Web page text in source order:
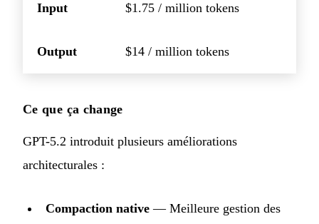
Input $1.75 / million tokens
Output $14 / million tokens
Ce que ça change
GPT-5.2 introduit plusieurs améliorations
architecturales :
Compaction native — Meilleure gestion des